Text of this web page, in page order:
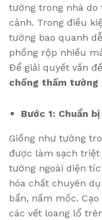
tường trong nhà do
cảnh. Trong điều
tường bao quanh
phồng rộp nhiều
Để giải quyết vấn
chống thấm tường
Bước 1: Chuẩn
Giống như tường
được làm sạch
tường ngoài diện
hóa chất chuyên
bẩn, nấm mốc.
các vết loang lổ